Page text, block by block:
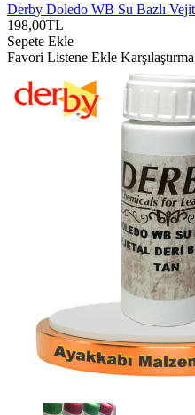
Derby Doledo WB Su Bazlı
198,00TL
Sepete Ekle
Favori Listene Ekle